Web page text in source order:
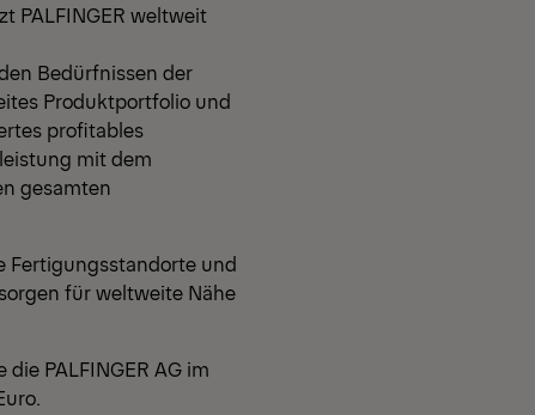
PALFINGER weltweit
Bedürfnissen der
Produktportfolio und
profitables
mit dem
gesamten
Fertigungsstandorte und
für weltweite Nähe
PALFINGER AG im